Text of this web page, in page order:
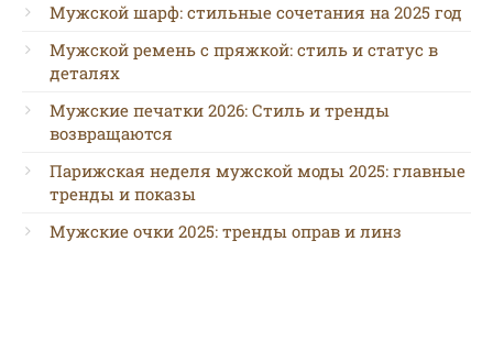
Мужской шарф: стильные сочетания на 2025 год
Мужской ремень с пряжкой: стиль и статус в
деталях
Мужские печатки 2026: Стиль и тренды
возвращаются
Парижская неделя мужской моды 2025: главные
тренды и показы
Мужские очки 2025: тренды оправ и линз